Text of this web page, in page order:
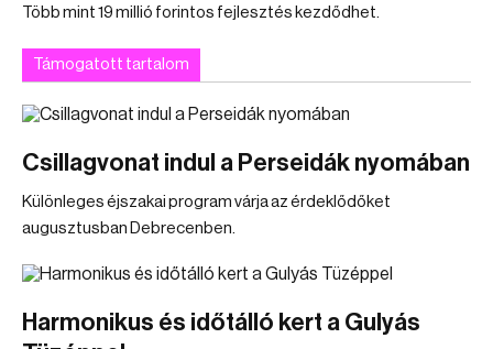
Több mint 19 millió forintos fejlesztés kezdődhet.
Támogatott tartalom
Csillagvonat indul a Perseidák nyomában
Különleges éjszakai program várja az érdeklődőket
augusztusban Debrecenben.
Harmonikus és időtálló kert a Gulyás